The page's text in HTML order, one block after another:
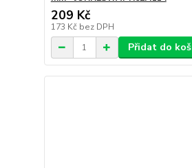
209 Kč
173 Kč bez DPH
Přidat do